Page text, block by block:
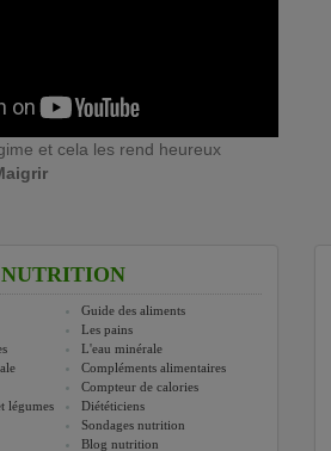
et cela les rend heureux
NUTRITION
Guide des aliments
Les pains
L'eau minérale
Compléments alimentaires
Compteur de calories
légumes
Diététiciens
Sondages nutrition
Blog nutrition